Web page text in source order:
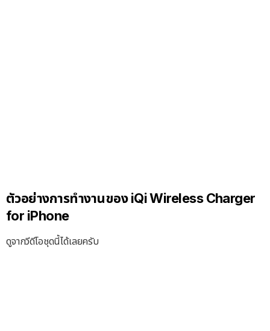
ตัวอย่างการทำงานของ iQi Wireless Charger
for iPhone
ดูจากวีดีโอชุดนี้ได้เลยครับ